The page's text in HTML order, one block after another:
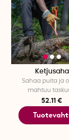
Ketjusaha
Sahaa puita ja
mahtuu
52.11 €